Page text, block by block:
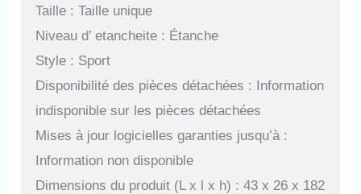
Taille : Taille unique
Niveau d’ etancheite : Étanche
Style : Sport
Disponibilité des pièces détachées : Information
indisponible sur les pièces détachées
Mises à jour logicielles garanties jusqu’à :
Information non disponible
Dimensions du produit (L x l x h) : 43 x 26 x 182